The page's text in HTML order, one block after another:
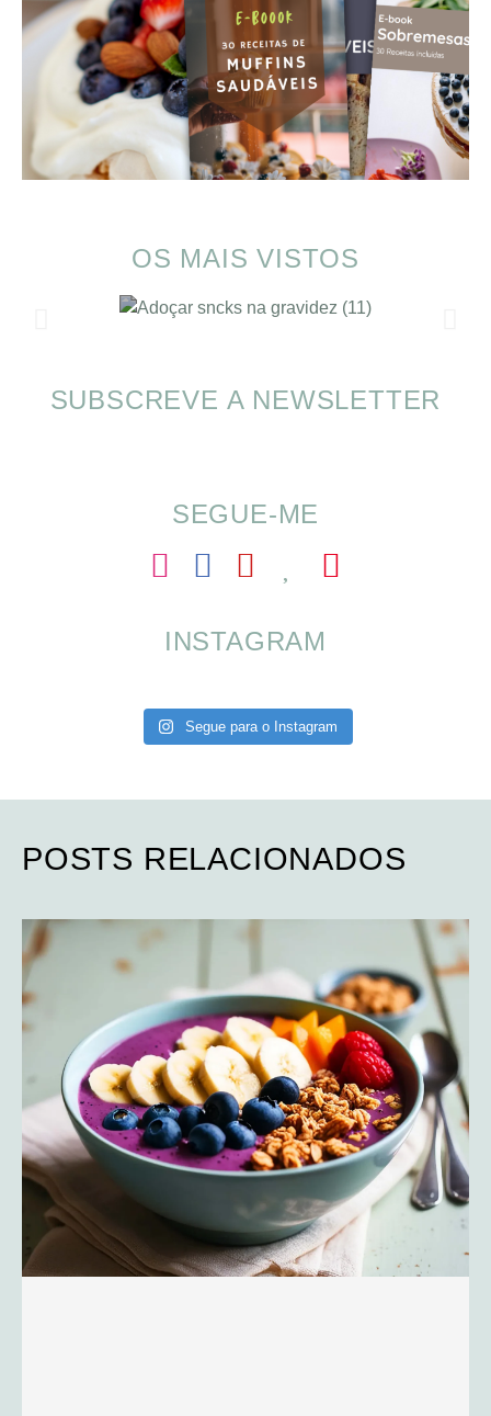
OS MAIS VISTOS
SOMP (SOP): 5 Ideias de Pequenos Almoços
SUBSCREVE A NEWSLETTER
SEGUE-ME
INSTAGRAM
Segue para o Instagram
POSTS RELACIONADOS